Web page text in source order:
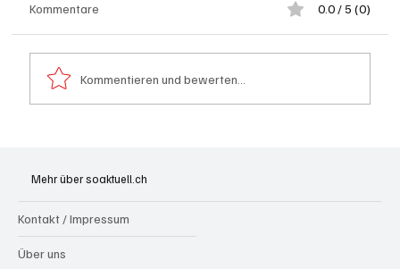
Kommentare 0.0 / 5 (0)
Kommentieren und bewerten...
Mehr über soaktuell.ch
Kontakt / Impressum
Über uns